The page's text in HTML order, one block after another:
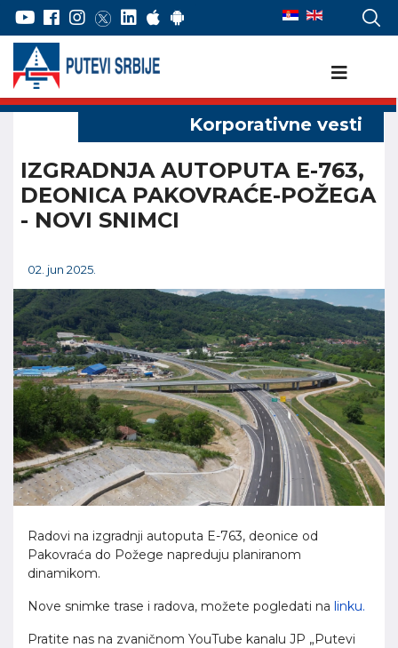
IZGRADNJA AUTOPUTA E-763,
DEONICA PAKOVRAĆE-POŽEGA
- NOVI SNIMCI
02. jun 2025.
Radovi na izgradnji autoputa E-763, deonice od
Pakovraća do Požege napreduju planiranom
dinamikom.
Nove snimke trase i radova, možete pogledati na linku.
Pratite nas na zvaničnom YouTube kanalu JP „Putevi